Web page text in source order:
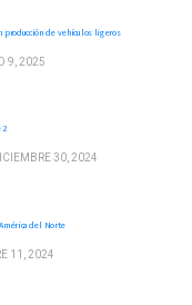
producción de vehículos ligeros
9, 2025
2
30, 2024
del Norte
11, 2024